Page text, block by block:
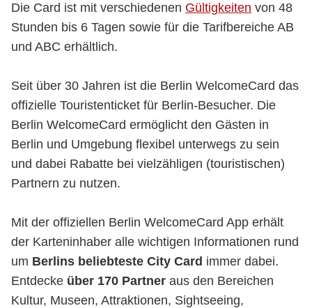
Die Card ist mit verschiedenen Gültigkeiten von 48
Stunden bis 6 Tagen sowie für die Tarifbereiche AB
und ABC erhältlich.
Seit über 30 Jahren ist die Berlin WelcomeCard das
offizielle Touristenticket für Berlin-Besucher. Die
Berlin WelcomeCard ermöglicht den Gästen in
Berlin und Umgebung flexibel unterwegs zu sein
und dabei Rabatte bei vielzähligen (touristischen)
Partnern zu nutzen.
Mit der offiziellen Berlin WelcomeCard App erhält
der Karteninhaber alle wichtigen Informationen rund
um Berlins beliebteste City Card immer dabei.
Entdecke über 170 Partner aus den Bereichen
Kultur, Museen, Attraktionen, Sightseeing,